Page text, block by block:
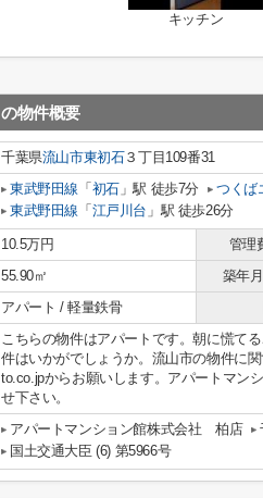
キッチン
の物件概要
千葉県流山市東初石３丁目109番31
東武野田線 「 初石」駅 徒歩7分 つくば
東武野田線 「 江戸川台 」駅 徒歩26分
10.5万円 管理
55.90㎡ 築年
アパート / 軽量鉄骨
こちらの物件はアパートです。朝に慌て
件はいかがでしょうか。流山市の物件に
to.co.jpからお願いします。アパートマ
せ下さい。
アパートマンション館株式会社 柏店
国土交通大臣 (6) 第5966号